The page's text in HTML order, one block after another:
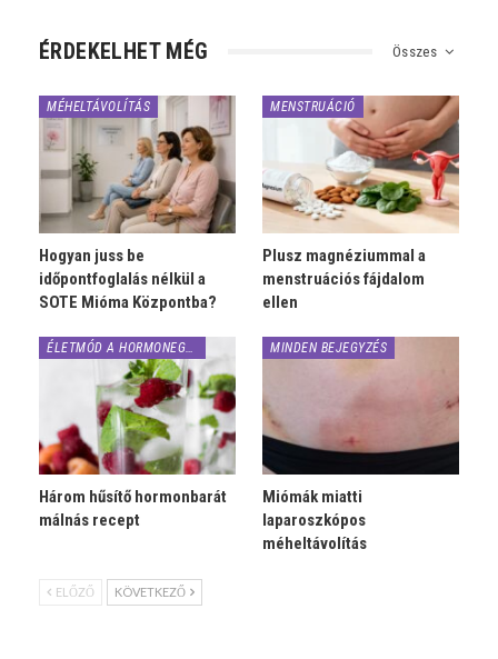
Összes
ÉRDEKELHET MÉG
MÉHELTÁVOLÍTÁS
Hogyan juss be
időpontfoglalás nélkül a
SOTE Mióma Központba?
MENSTRUÁCIÓ
Plusz magnéziummal a
menstruációs fájdalom
ellen
ÉLETMÓD A HORMONEGYENSÚLYÉRT
Három hűsítő hormonbarát
málnás recept
MINDEN BEJEGYZÉS
Miómák miatti
laparoszkópos
méheltávolítás
ELŐZŐ KÖVETKEZŐ